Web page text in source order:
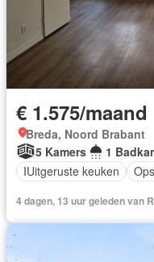
€ 1.575/maand
Breda, Noord Brabant
5 Kamers
1
IUitgeruste keuken
4 dagen, 13 uur geleden van